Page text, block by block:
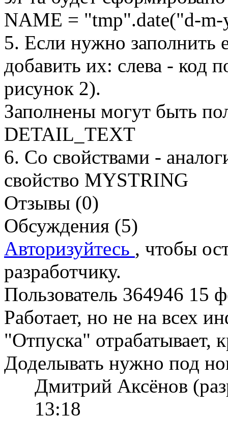
NAME = "tmp".date("d-
5. Если нужно заполнить
добавить их: слева - код
рисунок 2).
Заполнены могут быть
DETAIL_TEXT
6. Со свойствами -
свойство MYSTRING
Отзывы (0)
Обсуждения (5)
Авторизуйтесь , чтобы
разработчику.
Пользователь 364946 15
Работает, но не на всех
"Отпуска" отрабатывает,
Доделывать нужно под
Дмитрий Аксёнов
13:18